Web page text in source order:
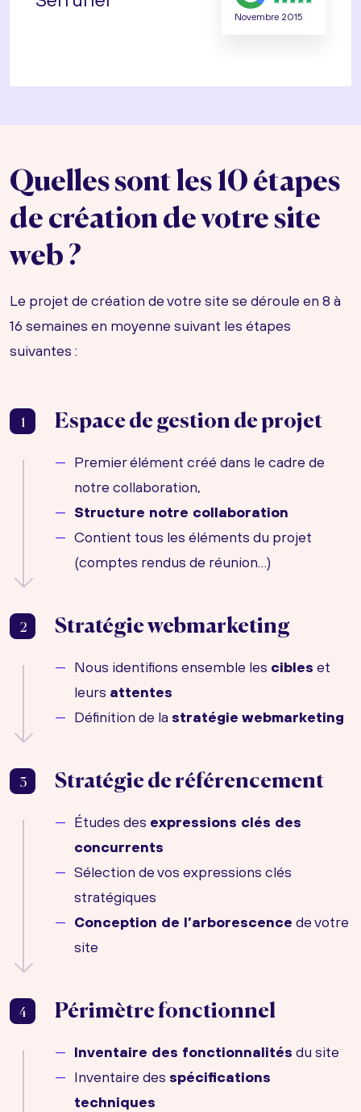
Novembre 2015
Quelles sont les 10 étapes
de création de votre site
web ?
Le projet de création de votre site se déroule en 8 à
16 semaines en moyenne suivant les étapes
suivantes :
1 Espace de gestion de projet
Premier élément créé dans le cadre de
notre collaboration,
Structure notre collaboration
Contient tous les éléments du projet
(comptes rendus de réunion…)
2 Stratégie webmarketing
Nous identifions ensemble les cibles et
leurs attentes
Définition de la stratégie webmarketing
3 Stratégie de référencement
Études des expressions clés des
concurrents
Sélection de vos expressions clés
stratégiques
Conception de l’arborescence de votre
site
4 Périmètre fonctionnel
Inventaire des fonctionnalités du site
Inventaire des spécifications
techniques